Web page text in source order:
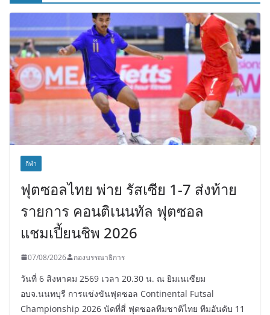
กีฬา
ฟุตซอลไทย พ่าย รัสเซีย 1-7 ส่งท้าย
รายการ คอนติเนนทัล ฟุตซอล
แชมเปี้ยนชิพ 2026
07/08/2026 กองบรรณาธิการ
วันที่ 6 สิงหาคม 2569 เวลา 20.30 น. ณ ยิมเนเซียม
อบจ.นนทบุรี การแข่งขันฟุตซอล Continental Futsal
Championship 2026 นัดที่สี่ ฟุตซอลทีมชาติไทย ทีมอันดับ 11